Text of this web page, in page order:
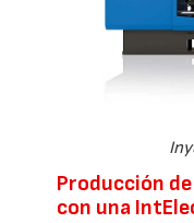
Producción
con una